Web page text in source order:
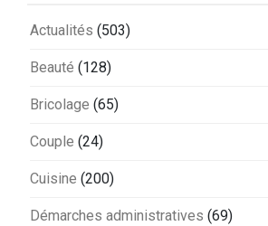
Actualités (503)
Beauté (128)
Bricolage (65)
Couple (24)
Cuisine (200)
Démarches administratives (69)